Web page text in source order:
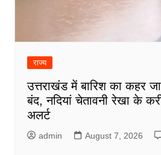
राज्य
उत्तराखंड में बारिश का कहर
बंद, नदियां चेतावनी रेखा के
अलर्ट
admin August 7, 2026